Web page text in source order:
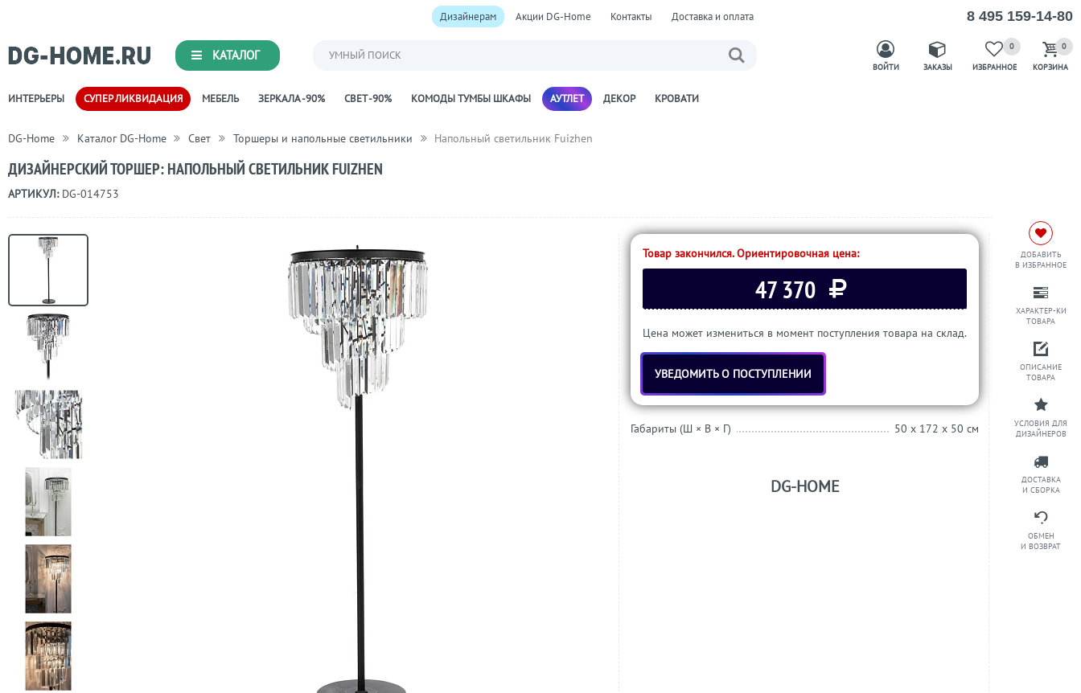
Дизайнерам Акции DG-Home Контакты Доставка и оплата 8 495 159-14-80
КАТАЛОГ УМНЫЙ ПОИСК
ВОЙТИ ЗАКАЗЫ ИЗБРАННОЕ
0
КОРЗИНА
0
ИНТЕРЬЕРЫ СУПЕР ЛИКВИДАЦИЯ МЕБЕЛЬ ЗЕРКАЛА -90% СВЕТ -90% КОМОДЫ ТУМБЫ ШКАФЫ АУТЛЕТ ДЕКОР КРОВАТИ
DG-Home Каталог DG-Home Свет Торшеры и напольные светильники Напольный светильник Fuizhen
ДИЗАЙНЕРСКИЙ ТОРШЕР: НАПОЛЬНЫЙ СВЕТИЛЬНИК FUIZHEN
АРТИКУЛ: DG-014753
ДОБАВИТЬ
В ИЗБРАННОЕ
ХАРАКТЕР-КИ
ТОВАРА
ОПИСАНИЕ
ТОВАРА
УСЛОВИЯ ДЛЯ
ДИЗАЙНЕРОВ
ДОСТАВКА
И СБОРКА
ОБМЕН
И ВОЗВРАТ
Товар закончился. Ориентировочная цена:
47 370
Цена может измениться в момент поступления товара на склад.
УВЕДОМИТЬ О ПОСТУПЛЕНИИ
Габариты (Ш × В × Г) 50 x 172 x 50 см
DG-HOME